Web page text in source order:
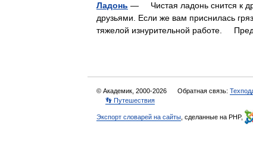
Ладонь — Чистая ладонь снится к
друзьями. Если же вам приснилась
тяжелой изнурительной работе.
© Академик, 2000-2026 Обратная связь:
👣 Путешествия
Экспорт словарей на сайты , сделанные на PHP,